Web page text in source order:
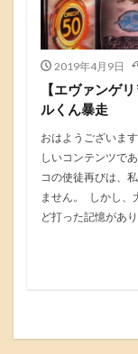
2019年4月9日
【エヴァンゲ
ルくん暴走
おはようございま
しいコンテンツで
コの使徒再びは、
ません。 しかし、
ど打った記憶があ